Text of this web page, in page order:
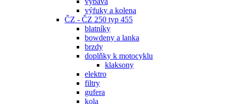
výfuky a kolena
ČZ - ČZ 250 typ 455
blatníky
bowdeny a lanka
brzdy
doplňky k motocyklu
klaksony
elektro
filtry
gufera
kola